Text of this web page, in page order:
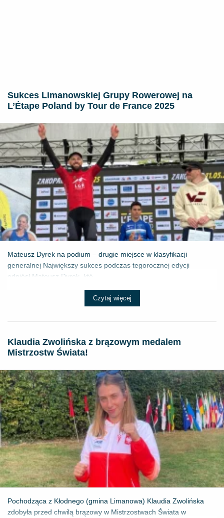
Sukces Limanowskiej Grupy Rowerowej na
L’Étape Poland by Tour de France 2025
Mateusz Dyrek na podium – drugie miejsce w klasyfikacji
generalnej Największy sukces podczas tegorocznej edycji
odniósł Mateusz Dyrek, któ...
Czytaj więcej
Klaudia Zwolińska z brązowym medalem
Mistrzostw Świata!
Pochodząca z Kłodnego (gmina Limanowa) Klaudia Zwolińska
zdobyła przed chwilą brązowy w Mistrzostwach Świata w